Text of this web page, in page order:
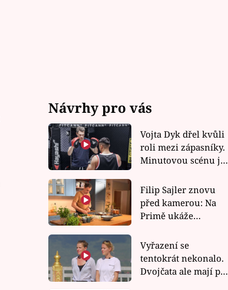
Návrhy pro vás
Vojta Dyk dřel kvůli
roli mezi zápasníky.
Minutovou scénu jel
Filip Sajler znovu
před kamerou: Na
Primě ukáže
rychlé recepty
Vyřazení se
tentokrát nekonalo.
Dvojčata ale mají po